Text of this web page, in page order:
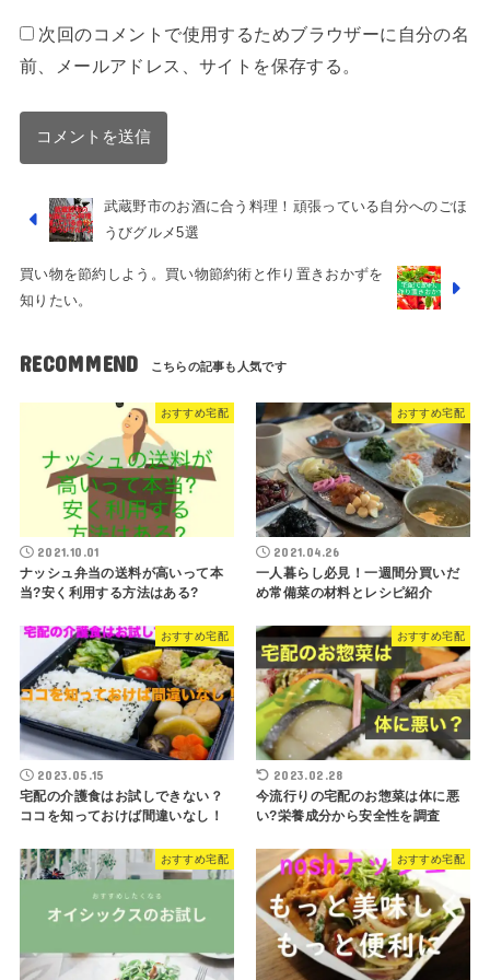
次回のコメントで使用するためブラウザーに自分の名
前、メールアドレス、サイトを保存する。
武蔵野市のお酒に合う料理！頑張っている自分へのごほ
うびグルメ5選
買い物を節約しよう。買い物節約術と作り置きおかずを
知りたい。
RECOMMEND
おすすめ宅配
2021.10.01
ナッシュ弁当の送料が高いって本
当?安く利用する方法はある?
おすすめ宅配
2021.04.26
一人暮らし必見！一週間分買いだ
め常備菜の材料とレシピ紹介
おすすめ宅配
2023.05.15
宅配の介護食はお試しできない？
ココを知っておけば間違いなし！
おすすめ宅配
2023.02.28
今流行りの宅配のお惣菜は体に悪
い?栄養成分から安全性を調査
おすすめ宅配 おすすめ宅配